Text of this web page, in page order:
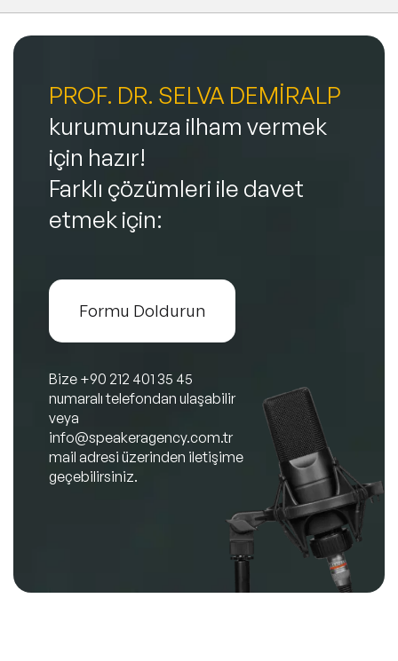
PROF. DR. SELVA DEMİRALP
kurumunuza ilham vermek
için hazır!
Farklı çözümleri ile davet
etmek için:
Formu Doldurun
Bize +90 212 401 35 45
numaralı telefondan ulaşabilir
veya
info@speakeragency.com.tr
mail adresi üzerinden iletişime
geçebilirsiniz.